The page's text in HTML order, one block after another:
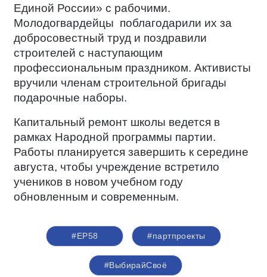
Единой России» с рабочими.
Молодогвардейцы поблагодарили их за
добросовестный труд и поздравили
строителей с наступающим
профессиональным праздником. Активисты
вручили членам строительной бригады
подарочные наборы.
Капитальный ремонт школы ведется в
рамках Народной программы партии.
Работы планируется завершить к середине
августа, чтобы учреждение встретило
учеников в новом учебном году
обновленным и современным.
#ЕР58 #партпроекты
#ВыбирайСвоё